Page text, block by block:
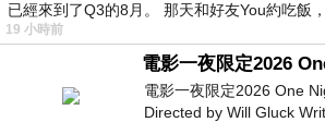
已經來到了Q3的8月。 那天和好友You約吃飯
19 小時前
電影一夜限定2026 One
Directed by Will Gluck